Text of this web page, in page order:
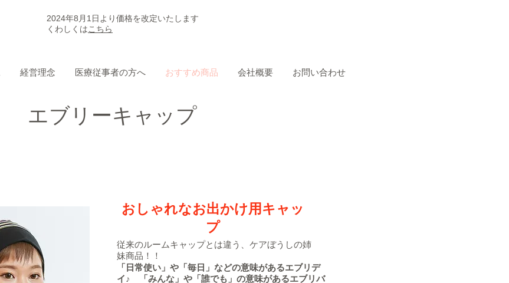
​2024年8月1日より価格を改定いたします
​くわしくはこちら
経営理念 医療従事者の方へ おすすめ商品 会社概要 お問い合わせ
​エブリーキャップ
おしゃれなお出かけ用キャッ
プ
従来のルームキャップとは違う、ケアぼうしの姉
妹商品！！
​「日常使い」や「毎日」などの意味があるエブリデ
イ♪ 「みんな」や「誰でも」の意味があるエブリバ